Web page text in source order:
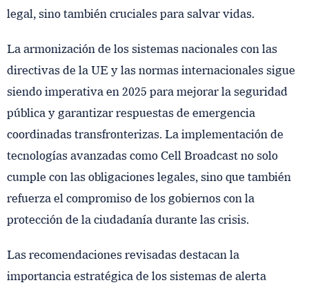
legal, sino también cruciales para salvar vidas.
La armonización de los sistemas nacionales con las
directivas de la UE y las normas internacionales sigue
siendo imperativa en 2025 para mejorar la seguridad
pública y garantizar respuestas de emergencia
coordinadas transfronterizas. La implementación de
tecnologías avanzadas como Cell Broadcast no solo
cumple con las obligaciones legales, sino que también
refuerza el compromiso de los gobiernos con la
protección de la ciudadanía durante las crisis.
Las recomendaciones revisadas destacan la
importancia estratégica de los sistemas de alerta